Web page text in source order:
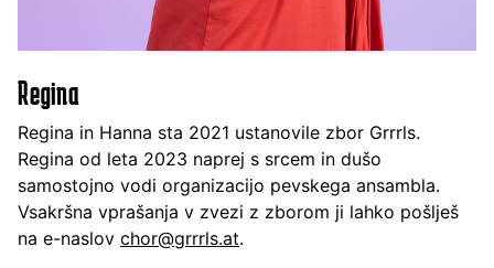
Regina
Regina in Hanna sta 2021 ustanovile zbor Grrrls.
Regina od leta 2023 naprej s srcem in dušo
samostojno vodi organizacijo pevskega ansambla.
Vsakršna vprašanja v zvezi z zborom ji lahko pošlješ
na e-naslov chor@grrrls.at.